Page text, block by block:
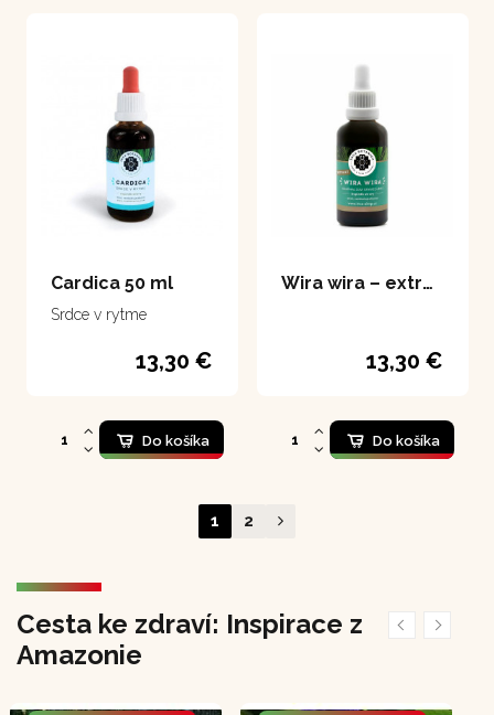
Cardica 50 ml
Srdce v rytme
13,30 €
Do košíka
Wira wira – extrakt 50 ml
13,30 €
Do košíka
1 2
Cesta ke zdraví: Inspirace z
Amazonie